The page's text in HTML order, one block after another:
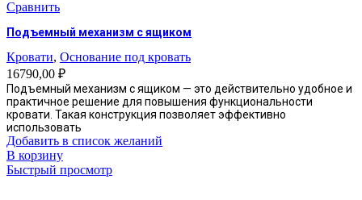
Опции
выбрать
странице
товара.
Сравнить
Подъемный механизм с ящиком
Кровати, Основание под кровать
16790,00 ₽
Подъемный механизм с ящиком — это действительно удобное и
практичное решение для повышения функциональности
кровати. Такая конструкция позволяет эффективно
использовать
Добавить в список желаний
В корзину
Быстрый просмотр